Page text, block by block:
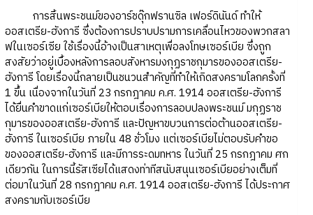
การสิ้นพระชนม์ของอาร์ชดุ๊กฟรานซิล เฟอร์ดินันด์ ทำให้
ออสเตรีย-ฮังการี ซึ่งต้องการปราบปรามการเคลื่อนไหวของพวกสลา
ฟในเซอร์เซีย ใช้เรื่องนี้อ้างเป็นสาเหตุเพื่อลงโทษเซอร์เบีย ซึ่งถูก
สงสัยว่าอยู่เบื้องหลังการลอบสังหารมงกุฏราชกุมารของออสเตรีย-
ฮังการี โดยเรื่องนี้กลายเป็นชนวนสำคัญที่ทำให้เกิดสงครามโลกครั้งที่
1 ขึ้น เนื่องจากในวันที่ 23 กรกฎาคม ค.ศ. 1914 ออสเตรีย-ฮังการี
ได้ยื่นคำขาดแก่เซอร์เบียให้ตอบเรื่องการลอบปลงพระชนม์ มกุฏราช
กุมารของออสเตรีย-ฮังการี และปัญหาขบวนการต่อต้านออสเตรีย-
ฮังการี ในเซอร์เบีย ภายใน 48 ชั่วโมง แต่เซอร์เบียไม่ตอบรับคำขอ
ของออสเตรีย-ฮังการี และมีการระดมทหาร ในวันที่ 25 กรกฎาคม ศก
เดียวกัน ในการนี้รัสเซียได้แสดงท่าทีสนับสนุนเซอร์เบียอย่างเต็มที่
ต่อมาในวันที่ 28 กรกฎาคม ค.ศ. 1914 ออสเตรีย-ฮังการี ได้ประกาศ
สงครามกับเซอร์เบีย